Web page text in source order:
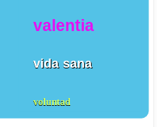
valentia
vida sana
voluntad